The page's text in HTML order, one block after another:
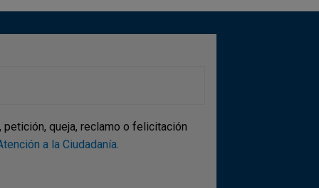
queja, reclamo o felicitación
a la Ciudadanía.